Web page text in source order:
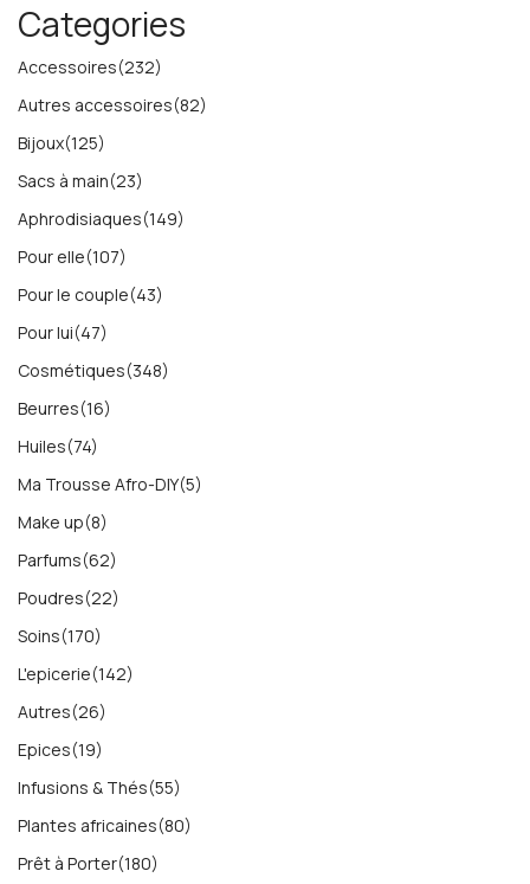
Categories
Accessoires(232)
Autres accessoires(82)
Bijoux(125)
Sacs à main(23)
Aphrodisiaques(149)
Pour elle(107)
Pour le couple(43)
Pour lui(47)
Cosmétiques(348)
Beurres(16)
Huiles(74)
Ma Trousse Afro-DIY(5)
Make up(8)
Parfums(62)
Poudres(22)
Soins(170)
L'epicerie(142)
Autres(26)
Epices(19)
Infusions & Thés(55)
Plantes africaines(80)
Prêt à Porter(180)